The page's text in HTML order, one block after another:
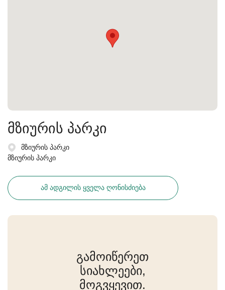
მზიურის პარკი
მზიურის პარკი
მზიურის პარკი
ᲐᲛ ᲐᲓᲒᲘᲚᲘᲡ ᲧᲕᲔᲚᲐ ᲦᲝᲜᲘᲡᲫᲘᲔᲑᲐ
გამოიწერეთ
სიახლეები,
მოგვყევით.